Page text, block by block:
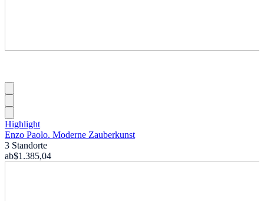
Highlight
Enzo Paolo. Moderne Zauberkunst
3 Standorte
ab$1.385,04